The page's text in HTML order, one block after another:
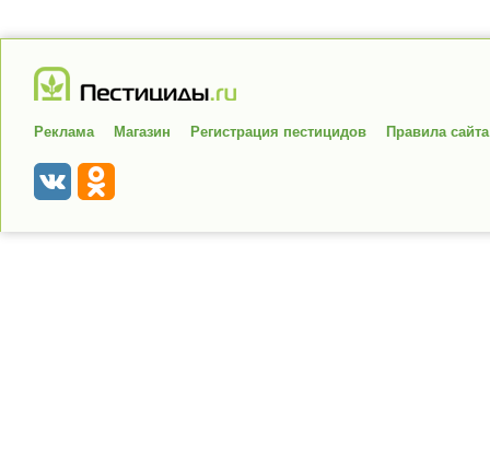
Реклама Магазин Регистрация пестицидов Правила сайта